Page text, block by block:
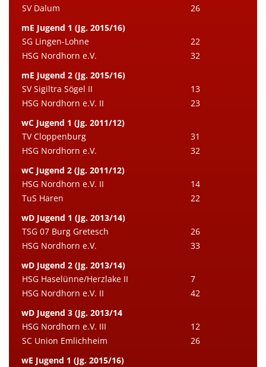
SV Dalum
26
mE Jugend 1 (Jg. 2015/16)
SG Lingen-Lohne
22
HSG Nordhorn e.V.
32
mE Jugend 2 (Jg. 2015/16)
SV Sigiltra Sögel II
13
HSG Nordhorn e.V. II
23
wC Jugend 1 (Jg. 2011/12)
TV Cloppenburg
31
HSG Nordhorn e.V.
32
wC Jugend 2 (Jg. 2011/12)
HSG Nordhorn e.V. II
14
TuS Haren
22
wD Jugend 1 (Jg. 2013/14)
TSG 07 Burg Gretesch
26
HSG Nordhorn e.V.
33
wD Jugend 2 (Jg. 2013/14)
HSG Haselünne/Herzlake II
7
HSG Nordhorn e.V. II
42
wD Jugend 3 (Jg. 2013/14
HSG Nordhorn e.V. III
12
SC Union Emlichheim
26
wE Jugend 1 (Jg. 2015/16)